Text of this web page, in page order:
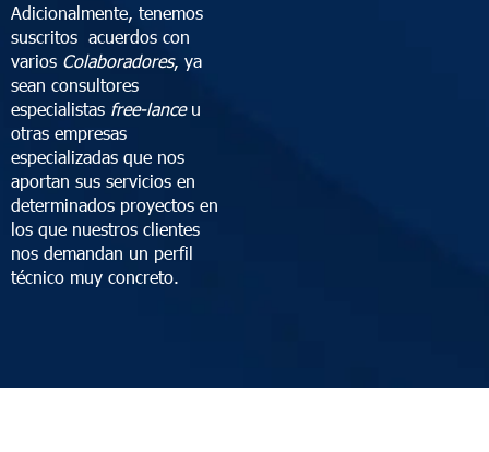
Adicionalmente, tenemos
suscritos acuerdos con
varios Colaboradores, ya
sean consultores
especialistas free-lanceu
otras empresas
especializadas que nos
aportan sus servicios en
determinados proyectos en
los que nuestros clientes
nos demandan un perfil
técnico muy concreto.